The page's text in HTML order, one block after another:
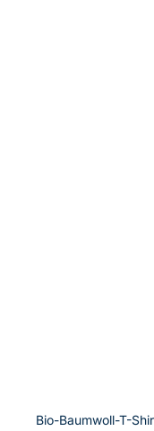
Bio-Baumwoll-T-